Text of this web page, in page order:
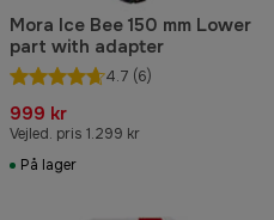
Mora Ice Bee 150 mm Lower
part with adapter
4.7 (6)
999 kr
Vejled. pris 1.299 kr
På lager